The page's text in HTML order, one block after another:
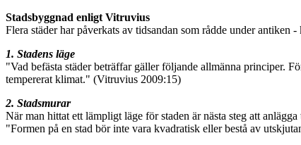
Stadsbyggnad enligt Vitruvius
Flera städer har påverkats av tidsandan som rådde under
1. Stadens läge
"Vad befästa städer beträffar gäller följande allmänna principer.
tempererat klimat." (Vitruvius 2009:15)
2. Stadsmurar
När man hittat ett lämpligt läge för staden är nästa steg att
"Formen på en stad bör inte vara kvadratisk eller bestå av